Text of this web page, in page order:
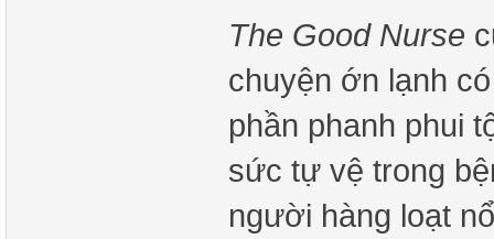
The Good Nurse
chuyện ớn lạnh
phần phanh phui
sức tự vệ trong
người hàng loạt